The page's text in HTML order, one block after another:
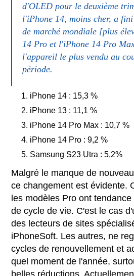
d'OLED pour le deuxième
l'iPhone 14, moins cher, a
de marché mondiale [plus
14 Pro et l'iPhone 14 Pro
l'appareil le plus vendu au
période.
iPhone 14 : 15,3 %
iPhone 13 : 11,1 %
iPhone 14 Pro Max : 10,7 %
iPhone 14 Pro : 9,2 %
Samsung S23 Utra : 5,2%
Malgré le manque de
ce changement est évidente.
les modèles Pro ont
de cycle de vie. C'est le cas
des lecteurs de sites
iPhoneSoft. Les autres, ne
cycles de renouvellement et
quel moment de l'année,
belles réductions.